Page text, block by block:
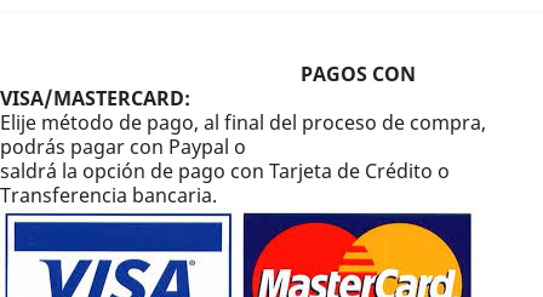
PAGOS CON
VISA/MASTERCARD:
Elije método de pago, al final del proceso de compra,
podrás pagar con Paypal o
saldrá la opción de pago con Tarjeta de Crédito o
Transferencia bancaria.